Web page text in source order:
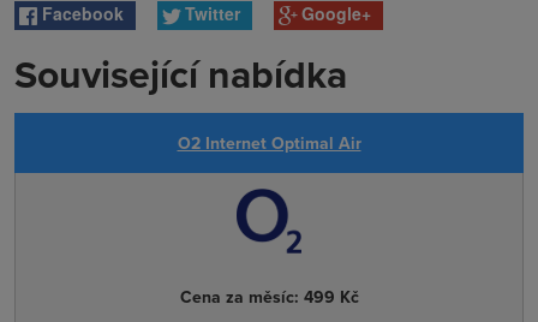
Facebook Twitter Google+
Související nabídka
O2 Internet Optimal Air
Cena za měsíc: 499 Kč